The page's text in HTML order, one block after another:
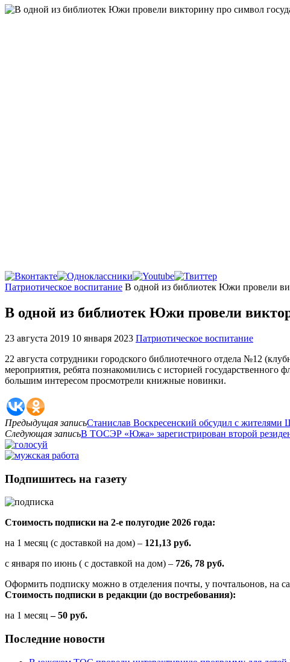
Главная
Патриотическое воспитание В одной из библиотек Южи провели
В одной из библиотек Южи провели
23 августа 2019 10 января 2023 Патриотическое воспитание
22 августа сотрудники городского библиотечного отдела №12
мероприятия, ребята познакомились с историей
большим интересом просмотрели книжные новинки.
Предыдущая записьСтанислав Воскресенский обсудил с жителями
Следующая записьВ ТОСЭР «Южа» зарегистрирован второй
Подпишитесь на газету
Стоимость подписки на 2-е полугодие 2026 года:
на 1 месяц (с доставкой на дом) – 121,13 руб.
с января по июнь ( с доставкой на дом) – 726, 78 руб.
Оформить подписку можно в отделения почты, у почтальонов, на
Стоимость подписки в редакции (до востребования):
на 1 месяц – 50 руб.
Последние новости